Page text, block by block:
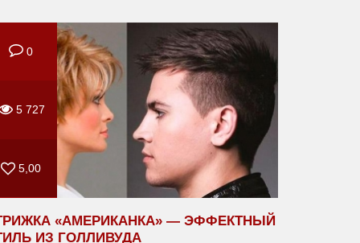
0
5 727
5,00
«АМЕРИКАНКА» — ЭФФЕКТНЫЙ
ИЗ ГОЛЛИВУДА